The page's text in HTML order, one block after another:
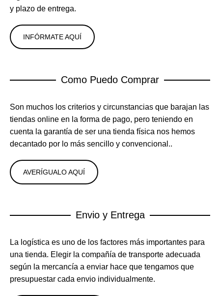
y plazo de entrega.
INFÓRMATE AQUÍ
Como Puedo Comprar
Son muchos los criterios y circunstancias que barajan las
tiendas online en la forma de pago, pero teniendo en
cuenta la garantía de ser una tienda física nos hemos
decantado por lo más sencillo y convencional..
AVERÍGUALO AQUÍ
Envio y Entrega
La logística es uno de los factores más importantes para
una tienda. Elegir la compañía de transporte adecuada
según la mercancía a enviar hace que tengamos que
presupuestar cada envio individualmente.